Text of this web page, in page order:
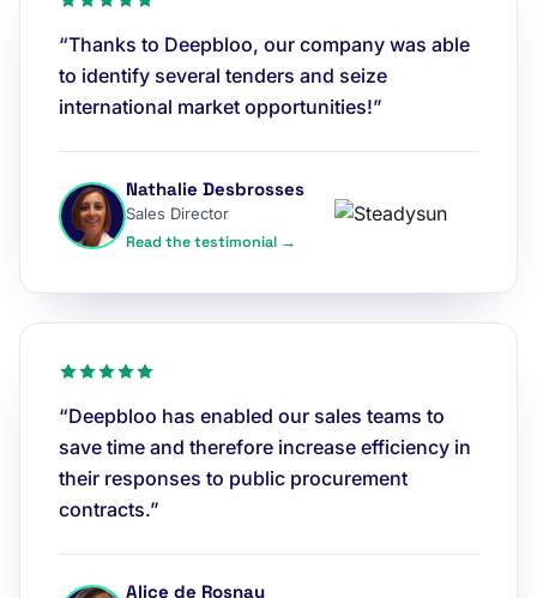
“Thanks to Deepbloo, our company was able
to identify several tenders and seize
international market opportunities!”
Nathalie Desbrosses
Sales Director
Read the testimonial →
“Deepbloo has enabled our sales teams to
save time and therefore increase efficiency in
their responses to public procurement
contracts.”
Alice de Rosnay